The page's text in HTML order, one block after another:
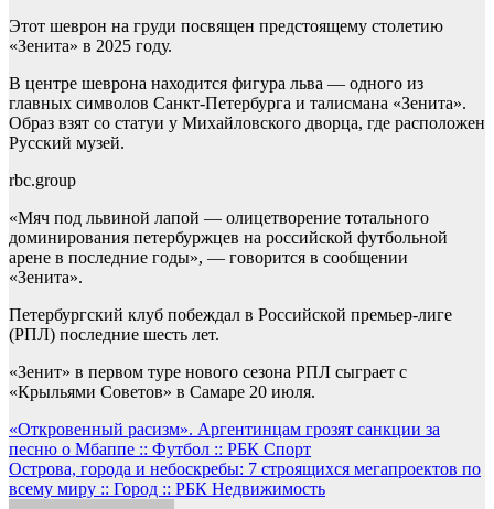
Этот шеврон на груди посвящен предстоящему столетию
«Зенита» в 2025 году.
В центре шеврона находится фигура льва — одного из
главных символов Санкт-Петербурга и талисмана «Зенита».
Образ взят со статуи у Михайловского дворца, где расположен
Русский музей.
rbc.group
«Мяч под львиной лапой — олицетворение тотального
доминирования петербуржцев на российской футбольной
арене в последние годы», — говорится в сообщении
«Зенита».
Петербургский клуб побеждал в Российской премьер-лиге
(РПЛ) последние шесть лет.
«Зенит» в первом туре нового сезона РПЛ сыграет с
«Крыльями Советов» в Самаре 20 июля.
Навигация
по
записям
«Откровенный расизм». Аргентинцам грозят санкции за
песню о Мбаппе :: Футбол :: РБК Спорт
Острова, города и небоскребы: 7 строящихся мегапроектов по
всему миру :: Город :: РБК Недвижимость